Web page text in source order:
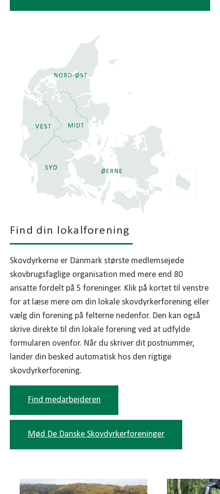
Find din lokalforening
Skovdyrkerne er Danmark største medlemsejede
skovbrugsfaglige organisation med mere end 80
ansatte fordelt på 5 foreninger. Klik på kortet til venstre
for at læse mere om din lokale skovdyrkerforening eller
vælg din forening på felterne nedenfor. Den kan også
skrive direkte til din lokale forening ved at udfylde
formularen ovenfor. Når du skriver dit postnummer,
lander din besked automatisk hos den rigtige
skovdyrkerforening.
Find medarbejderen
Mød De Danske Skovdyrkerforeninger